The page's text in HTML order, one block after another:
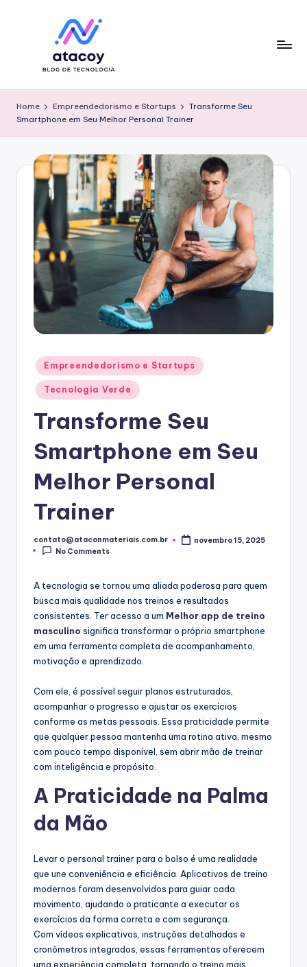
Home Empreendedorismo e Startups
Transforme Seu
Smartphone em Seu Melhor Personal Trainer
Posted
in
Empreendedorismo e Startups
Tecnologia Verde
Transforme Seu
Smartphone em Seu
Melhor Personal
Trainer
Posted
by
contato@ataconmateriais.com.br
novembro 15, 2025
No Comments
A tecnologia se tornou uma aliada poderosa para quem
busca mais qualidade nos treinos e resultados
consistentes. Ter acesso a um Melhor app de treino
masculino significa transformar o próprio smartphone
em uma ferramenta completa de acompanhamento,
motivação e aprendizado.
Com ele, é possível seguir planos estruturados,
acompanhar o progresso e ajustar os exercícios
conforme as metas pessoais. Essa praticidade permite
que qualquer pessoa mantenha uma rotina ativa, mesmo
com pouco tempo disponível, sem abrir mão de treinar
com inteligência e propósito.
A Praticidade na Palma
da Mão
Levar o personal trainer para o bolso é uma realidade
que une conveniência e eficiência. Aplicativos de treino
modernos foram desenvolvidos para guiar cada
movimento, ajudando o praticante a executar os
exercícios da forma correta e com segurança.
Com vídeos explicativos, instruções detalhadas e
cronômetros integrados, essas ferramentas oferecem
uma experiência completa, tornando o treino mais